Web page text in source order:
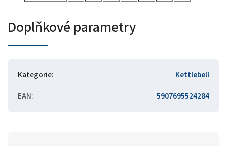
Doplňkové parametry
Kategorie:
Kettlebell
EAN: 5907695524284